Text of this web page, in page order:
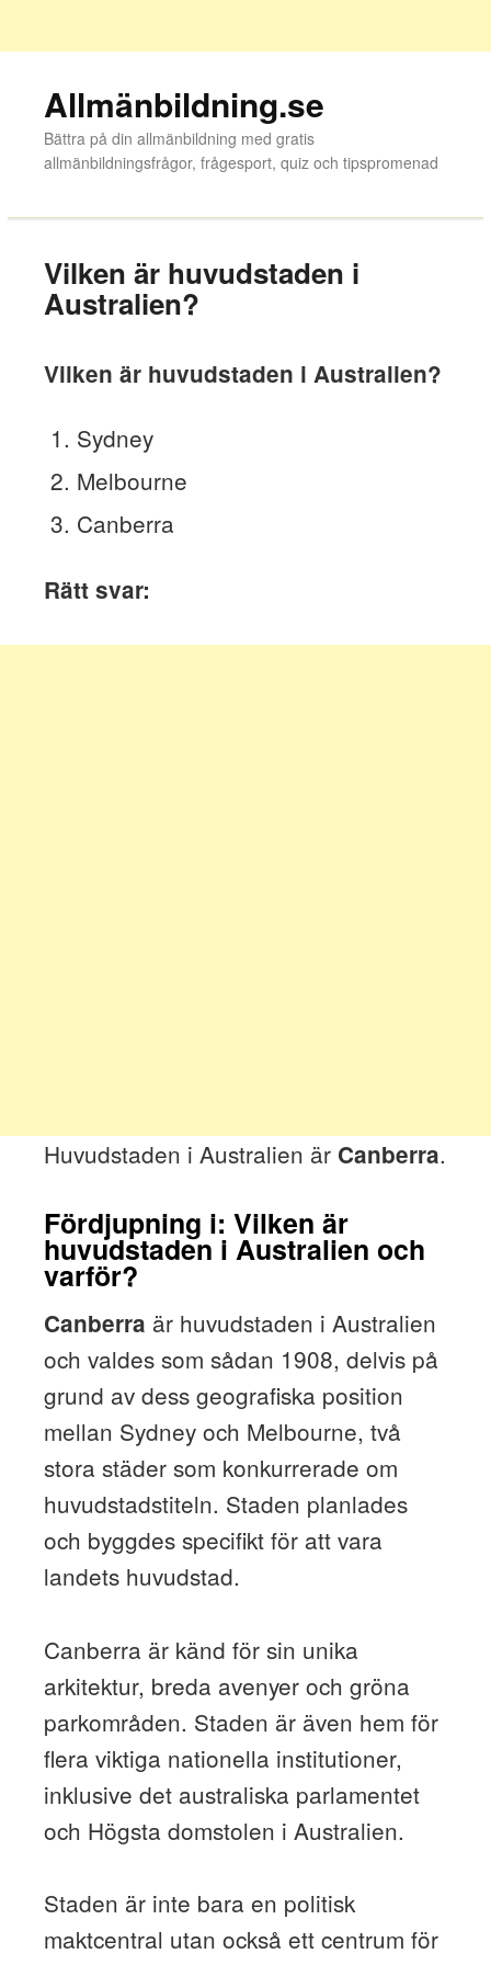
Allmänbildning.se
Bättra på din allmänbildning med gratis
allmänbildningsfrågor, frågesport, quiz och tipspromenad
Vilken är huvudstaden i
Australien?
Vilken är huvudstaden i Australien?
Sydney
Melbourne
Canberra
Rätt svar:
Huvudstaden i Australien är Canberra.
Fördjupning i: Vilken är
huvudstaden i Australien och
varför?
Canberra är huvudstaden i Australien
och valdes som sådan 1908, delvis på
grund av dess geografiska position
mellan Sydney och Melbourne, två
stora städer som konkurrerade om
huvudstadstiteln. Staden planlades
och byggdes specifikt för att vara
landets huvudstad.
Canberra är känd för sin unika
arkitektur, breda avenyer och gröna
parkområden. Staden är även hem för
flera viktiga nationella institutioner,
inklusive det australiska parlamentet
och Högsta domstolen i Australien.
Staden är inte bara en politisk
maktcentral utan också ett centrum för